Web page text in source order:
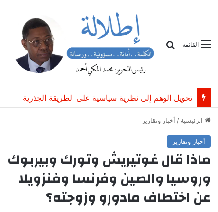
القائمة
السعودية وتركيا وباكستان: اتفاقية دفاع تُعزّز “الردع المشترك ضد أي اعتداء”
الرئيسية / أخبار وتقارير
أخبار وتقارير
ماذا قال غوتيريش وتورك وبيربوك
وروسيا والصين وفرنسا وفنزويلا
عن اختطاف مادورو وزوجته؟